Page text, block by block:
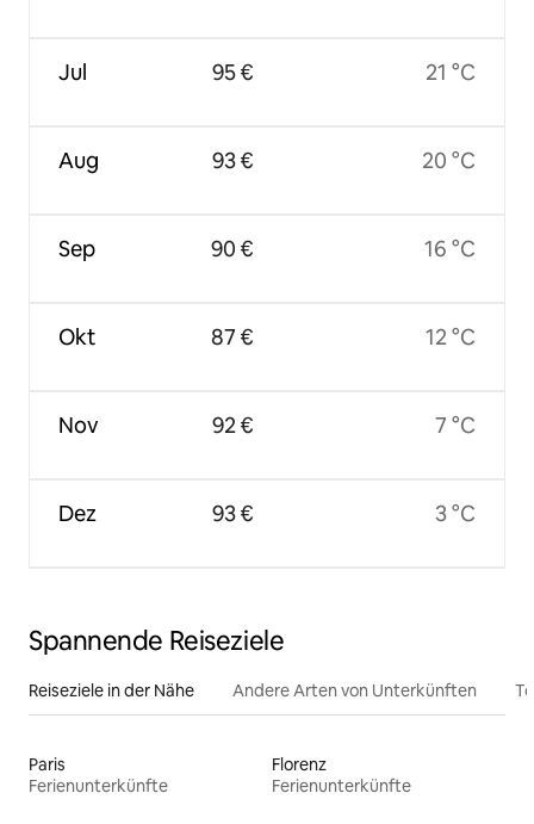
Jul
Aug
Sep
Okt
Nov
Dez
95 €
93 €
90 €
87 €
92 €
93 €
21 °C
20 °C
16 °C
12 °C
7 °C
3 °C
Spannende Reiseziele
Reiseziele in der Nähe Andere Arten von Unterkünften
Paris
Ferienunterkünfte
Florenz
Ferienunterkünfte